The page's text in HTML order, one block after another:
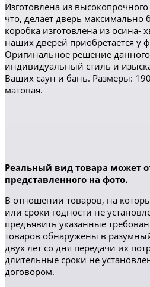
Изготовлена из
что, делает дверь максимально
коробка изготовлена из осина-
наших дверей приобретается у
Оригинальное решение
индивидуальный стиль и
Ваших саун и бань. Размеры:
матовая.
Реальный вид товара может
представленного на фото.
В отношении товаров, на
или сроки годности не
предъявить указанные
товаров обнаружены в
двух лет со дня передачи их
длительные сроки не
договором.